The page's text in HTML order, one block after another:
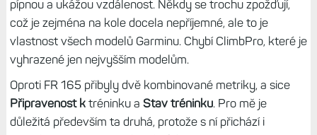
Zásadní novinkou je možnostzobrazení osmi datových
polí v aktivitěstejně jako u vyšších modelů. Hodinky FR
165 umí jen 4, což je pro malý displej sice optimum, ale mě
to celkem omezuje, musel bych mít více datových
obrazovek. Takto mi stačí dvě a i když na některá
sdružená data (nadmořská výška, tréninkový efekt) už při
aktivitě docela mžourám, je fajn mít tu možnost.